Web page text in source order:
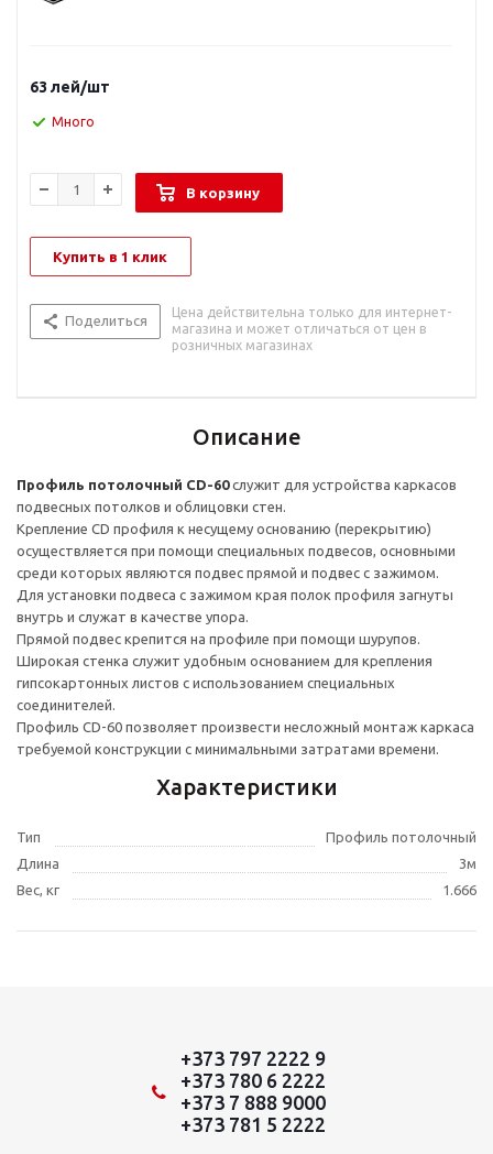
63 лей/шт
Много
В корзину
Купить в 1 клик
Поделиться
Цена действительна только для интернет-
магазина и может отличаться от цен в
розничных магазинах
Описание
Профиль потолочный CD-60служит для устройства каркасов
подвесных потолков и облицовки стен.
Крепление CD профиля к несущему основанию (перекрытию)
осуществляется при помощи специальных подвесов, основными
среди которых являются подвес прямой и подвес с зажимом.
Для установки подвеса с зажимом края полок профиля загнуты
внутрь и служат в качестве упора.
Прямой подвес крепится на профиле при помощи шурупов.
Широкая стенка служит удобным основанием для крепления
гипсокартонных листов с использованием специальных
соединителей.
Профиль CD-60 позволяет произвести несложный монтаж каркаса
требуемой конструкции с минимальными затратами времени.
Характеристики
Тип
Профиль потолочный
Длина
3м
Вес, кг
1.666
+373 797 2222 9
+373 780 6 2222
+373 7 888 9000
+373 781 5 2222